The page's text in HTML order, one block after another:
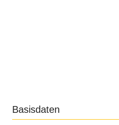
Basisdaten